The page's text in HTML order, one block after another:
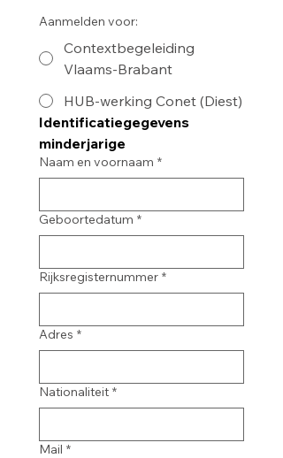
Aanmelden voor:
Contextbegeleiding
Vlaams-Brabant
HUB-werking Conet (Diest)
Identificatiegegevens
minderjarige
Naam en voornaam *
Geboortedatum *
Rijksregisternummer *
Adres *
Nationaliteit *
Mail *